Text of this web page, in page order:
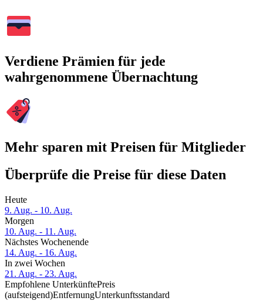
Verdiene Prämien für jede
wahrgenommene Übernachtung
Mehr sparen mit Preisen für Mitglieder
Überprüfe die Preise für diese Daten
Heute
9. Aug. - 10. Aug.
Morgen
10. Aug. - 11. Aug.
Nächstes Wochenende
14. Aug. - 16. Aug.
In zwei Wochen
21. Aug. - 23. Aug.
Empfohlene UnterkünftePreis
(aufsteigend)EntfernungUnterkunftsstandard